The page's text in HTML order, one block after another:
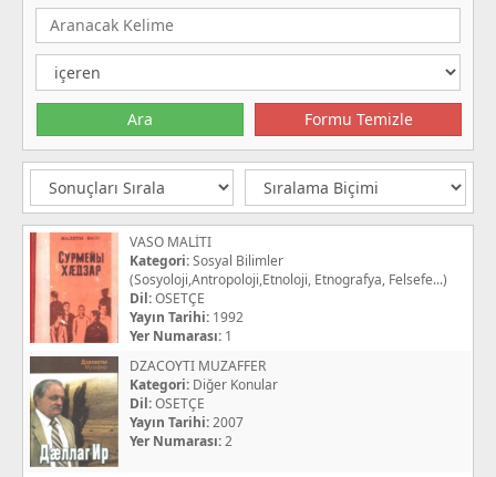
VASO MALİTI
Kategori:Sosyal Bilimler
(Sosyoloji,Antropoloji,Etnoloji, Etnografya, Felsefe...)
Dil:OSETÇE
Yayın Tarihi: 1992
Yer Numarası: 1
DZACOYTI MUZAFFER
Kategori: Diğer Konular
Dil:OSETÇE
Yayın Tarihi:2007
Yer Numarası:2